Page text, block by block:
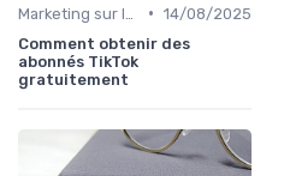
• 14/08/2025
Comment obtenir des
abonnés TikTok
gratuitement